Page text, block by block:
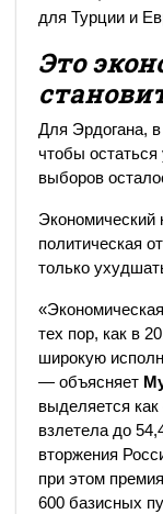
для Турции и
Это
Для Эрдогана,
чтобы
выборов
Экономический
политическая
только
тех пор, как в
широкую
— объясняет
выделяется
взлетела до
вторжения
при этом
600 базисных